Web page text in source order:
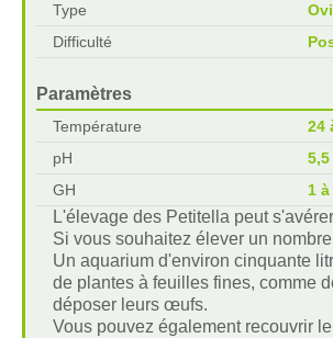
Type
Difficulté
Paramètres
Température
24
pH
5,5
GH
1 à
L'élevage des Petitella peut
Si vous souhaitez élever un
Un aquarium d'environ cinquante
de plantes à feuilles fines, comme
déposer leurs œufs.
Vous pouvez également recouvrir